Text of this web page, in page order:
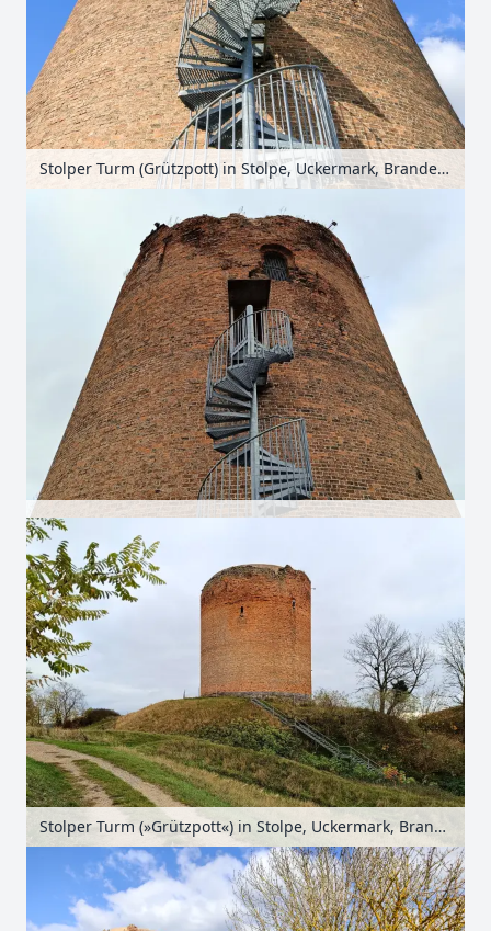
Stolper Turm (Grützpott) in Stolpe, Uckermark, Brandenburg, Deutschland
Stolper Turm (»Grützpott«) in Stolpe, Uckermark, Brandenburg, Deutschland